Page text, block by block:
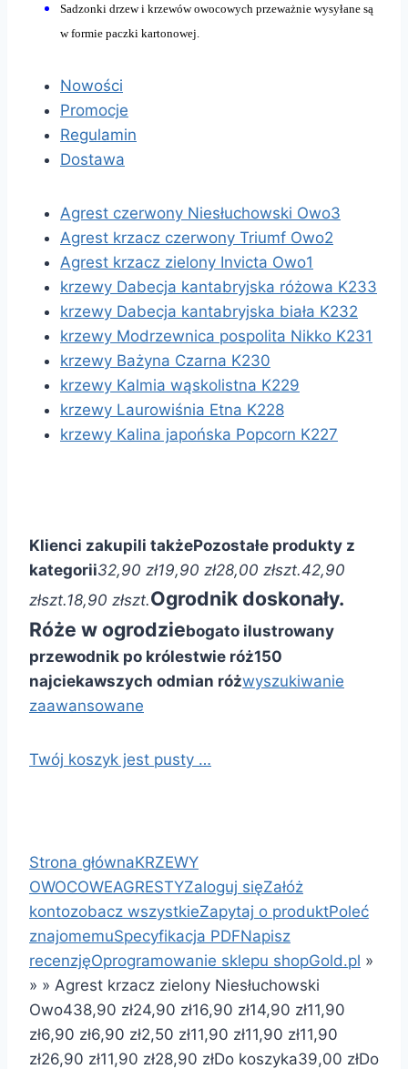
Sadzonki drzew i krzewów owocowych przeważnie wysyłane są
w formie paczki kartonowej.
Nowości
Promocje
Regulamin
Dostawa
Agrest czerwony Niesłuchowski Owo3
Agrest krzacz czerwony Triumf Owo2
Agrest krzacz zielony Invicta Owo1
krzewy Dabecja kantabryjska różowa K233
krzewy Dabecja kantabryjska biała K232
krzewy Modrzewnica pospolita Nikko K231
krzewy Bażyna Czarna K230
krzewy Kalmia wąskolistna K229
krzewy Laurowiśnia Etna K228
krzewy Kalina japońska Popcorn K227
Klienci zakupili takżePozostałe produkty z
kategorii32,90 zł19,90 zł28,00 złszt.42,90
złszt.18,90 złszt.Ogrodnik doskonały.
Róże w ogrodziebogato ilustrowany
przewodnik po królestwie róż150
najciekawszych odmian różwyszukiwanie
zaawansowane
Twój koszyk jest pusty …
Strona głównaKRZEWY
OWOCOWEAGRESTYZaloguj sięZałóż
kontozobacz wszystkieZapytaj o produktPoleć
znajomemuSpecyfikacja PDFNapisz
recenzjęOprogramowanie sklepu shopGold.pl »
» » Agrest krzacz zielony Niesłuchowski
Owo438,90 zł24,90 zł16,90 zł14,90 zł11,90
zł6,90 zł6,90 zł2,50 zł11,90 zł11,90 zł11,90
zł26,90 zł11,90 zł28,90 złDo koszyka39,00 złDo